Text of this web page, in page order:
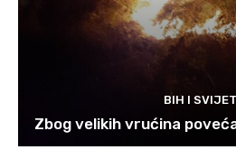
BIH I SVIJET
Zbog velikih vrućina